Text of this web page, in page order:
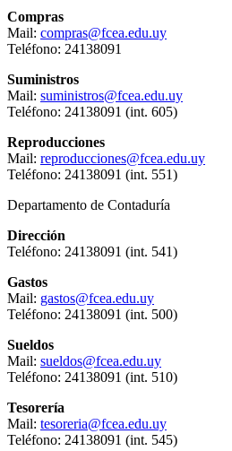
Compras
Mail: compras@fcea.edu.uy
Teléfono: 24138091
Suministros
Mail: suministros@fcea.edu.uy
Teléfono: 24138091 (int. 605)
Reproducciones
Mail: reproducciones@fcea.edu.uy
Teléfono: 24138091 (int. 551)
Departamento de Contaduría
Dirección
Teléfono: 24138091 (int. 541)
Gastos
Mail: gastos@fcea.edu.uy
Teléfono: 24138091 (int. 500)
Sueldos
Mail: sueldos@fcea.edu.uy
Teléfono: 24138091 (int. 510)
Tesorería
Mail: tesoreria@fcea.edu.uy
Teléfono: 24138091 (int. 545)